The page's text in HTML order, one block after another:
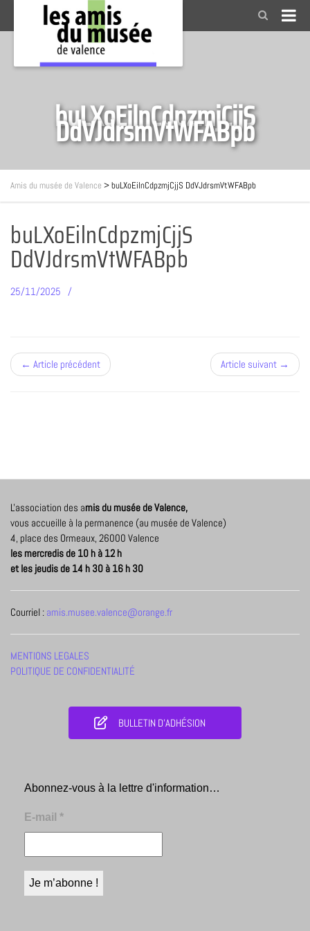
buLXoEilnCdpzmjCjjS
DdVJdrsmVtWFABpb
Amis du musée de Valence >buLXoEilnCdpzmjCjjS DdVJdrsmVtWFABpb
buLXoEilnCdpzmjCjjS
DdVJdrsmVtWFABpb
25/11/2025
← Article précédent Article suivant →
L'association des amis du musée de Valence,
vous accueille à la permanence (au musée de Valence)
4, place des Ormeaux, 26000 Valence
les mercredis de 10 h à 12 h
et les jeudis de 14 h 30 à 16 h 30
Courriel : amis.musee.valence@orange.fr
MENTIONS LEGALES
POLITIQUE DE CONFIDENTIALITÉ
BULLETIN D'ADHÉSION
Abonnez-vous à la lettre d'information…
E-mail *